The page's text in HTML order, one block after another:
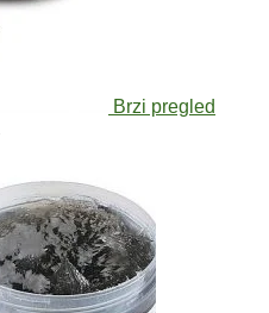
Brzi pregled